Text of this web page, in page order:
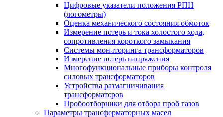
Цифровые указатели положения РПН
(логометры)
Оценка механического состояния обмоток
Измерение потерь и тока холостого хода,
сопротивления короткого замыкания
Системы мониторинга трансформаторов
Измерение потерь напряжения
Многофункциональные приборы контроля
силовых трансформаторов
Устройства размагничивания
трансформаторов
Пробоотборники для отбора проб газов
Параметры трансформаторных масел